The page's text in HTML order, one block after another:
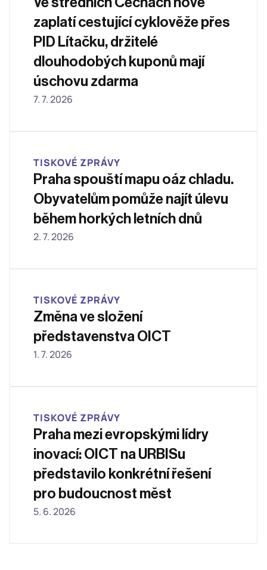
zaplatí cestující cyklověže přes
PID Lítačku, držitelé
dlouhodobých kuponů mají
úschovu zdarma
7. 7. 2026
TISKOVÉ ZPRÁVY
Praha spouští mapu oáz chladu.
Obyvatelům pomůže najít úlevu
během horkých letních dnů
2. 7. 2026
TISKOVÉ ZPRÁVY
Změna ve složení
představenstva OICT
1. 7. 2026
TISKOVÉ ZPRÁVY
Praha mezi evropskými lídry
inovací: OICT na URBISu
představilo konkrétní řešení
pro budoucnost měst
5. 6. 2026